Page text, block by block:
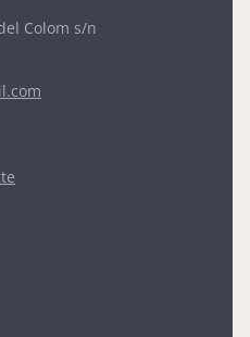
Colom s/n